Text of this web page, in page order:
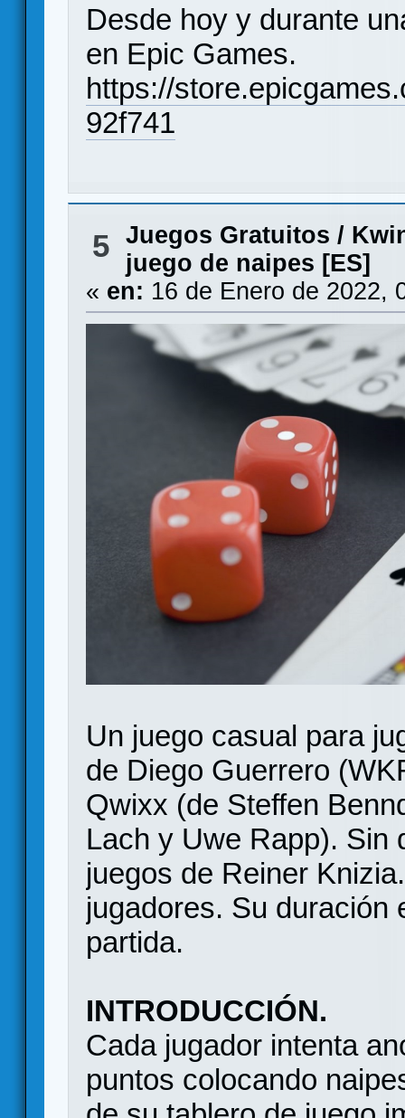
Desde hoy y durante
en Epic Games.
https://
92f741
5 Juegos Gratuitos /
juego de naipes [ES]
« en: 16 de Enero de 2022,
Un juego casual para
de Diego Guerrero
Qwixx (de Steffen
Lach y Uwe Rapp). Sin
juegos de Reiner
jugadores. Su duración
partida.
INTRODUCCIÓN.
Cada jugador intenta
puntos colocando